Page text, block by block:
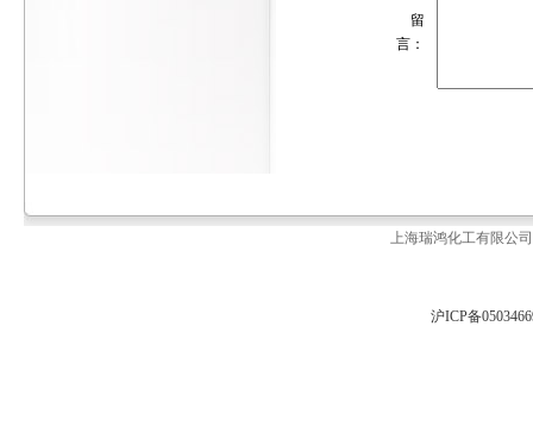
留
言：
上海瑞鸿化工有限公
沪ICP备